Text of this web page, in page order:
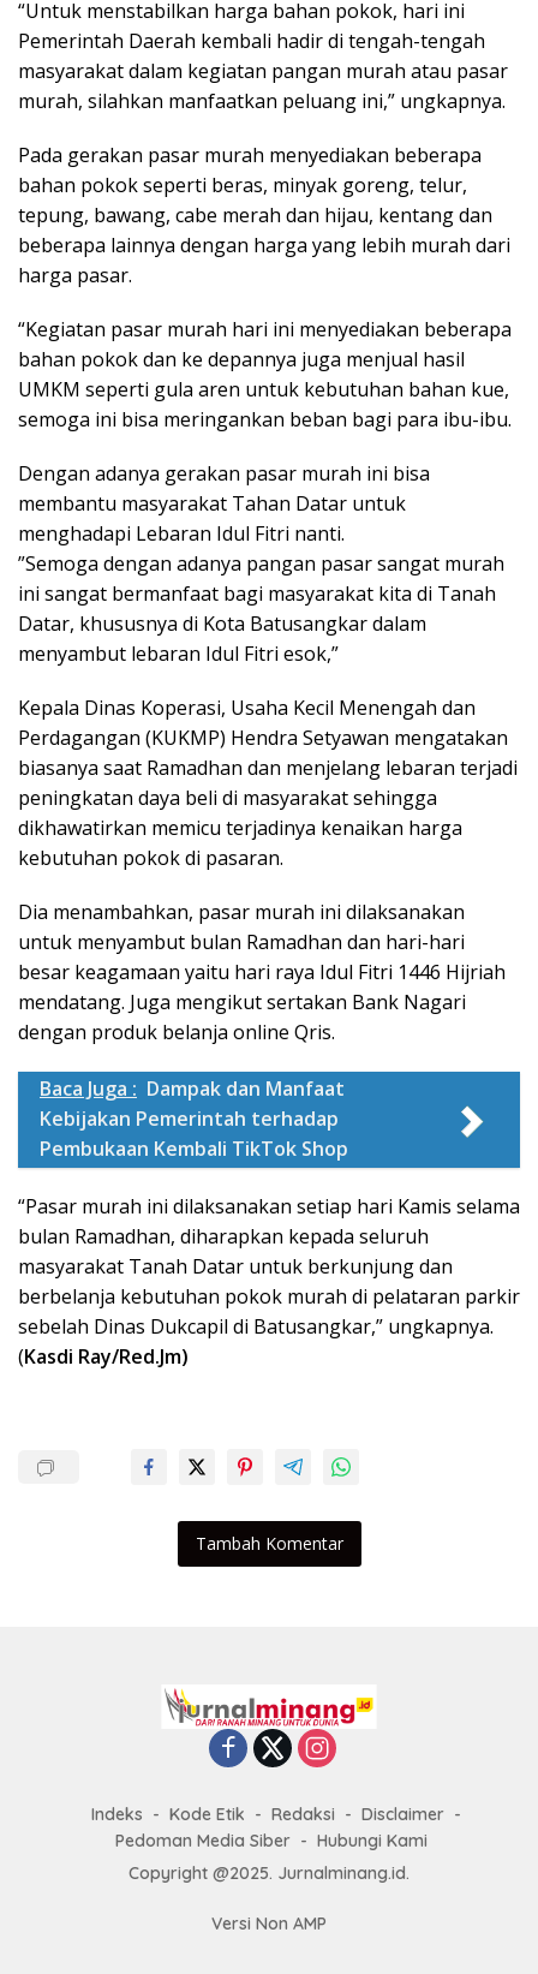
“Untuk menstabilkan harga bahan pokok, hari ini
Pemerintah Daerah kembali hadir di tengah-tengah
masyarakat dalam kegiatan pangan murah atau pasar
murah, silahkan manfaatkan peluang ini,” ungkapnya.
Pada gerakan pasar murah menyediakan beberapa
bahan pokok seperti beras, minyak goreng, telur,
tepung, bawang, cabe merah dan hijau, kentang dan
beberapa lainnya dengan harga yang lebih murah dari
harga pasar.
“Kegiatan pasar murah hari ini menyediakan beberapa
bahan pokok dan ke depannya juga menjual hasil
UMKM seperti gula aren untuk kebutuhan bahan kue,
semoga ini bisa meringankan beban bagi para ibu-ibu.
Dengan adanya gerakan pasar murah ini bisa
membantu masyarakat Tahan Datar untuk
menghadapi Lebaran Idul Fitri nanti.
”Semoga dengan adanya pangan pasar sangat murah
ini sangat bermanfaat bagi masyarakat kita di Tanah
Datar, khususnya di Kota Batusangkar dalam
menyambut lebaran Idul Fitri esok,”
Kepala Dinas Koperasi, Usaha Kecil Menengah dan
Perdagangan (KUKMP) Hendra Setyawan mengatakan
biasanya saat Ramadhan dan menjelang lebaran terjadi
peningkatan daya beli di masyarakat sehingga
dikhawatirkan memicu terjadinya kenaikan harga
kebutuhan pokok di pasaran.
Dia menambahkan, pasar murah ini dilaksanakan
untuk menyambut bulan Ramadhan dan hari-hari
besar keagamaan yaitu hari raya Idul Fitri 1446 Hijriah
mendatang. Juga mengikut sertakan Bank Nagari
dengan produk belanja online Qris.
Baca Juga : Dampak dan Manfaat
Kebijakan Pemerintah terhadap
Pembukaan Kembali TikTok Shop
“Pasar murah ini dilaksanakan setiap hari Kamis selama
bulan Ramadhan, diharapkan kepada seluruh
masyarakat Tanah Datar untuk berkunjung dan
berbelanja kebutuhan pokok murah di pelataran parkir
sebelah Dinas Dukcapil di Batusangkar,” ungkapnya.
(Kasdi Ray/Red.Jm)
Tambah Komentar
Indeks Kode Etik Redaksi
Disclaimer
Pedoman Media Siber
Hubungi Kami
Copyright @2025. Jurnalminang.id.
Versi Non AMP